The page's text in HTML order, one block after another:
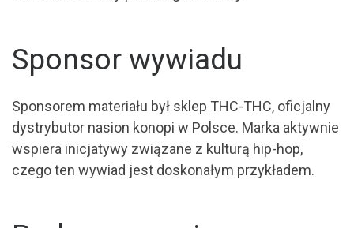
Sponsor wywiadu
Sponsorem materiału był sklep THC-THC, oficjalny
dystrybutor nasion konopi w Polsce. Marka aktywnie
wspiera inicjatywy związane z kulturą hip-hop,
czego ten wywiad jest doskonałym przykładem.